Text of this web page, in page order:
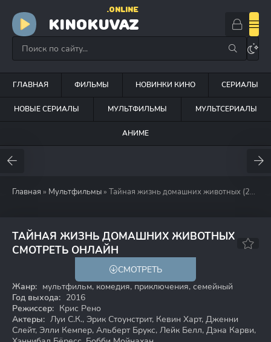
KINOKUVAZ
.ONLINE
ГЛАВНАЯ ФИЛЬМЫ НОВИНКИ КИНО СЕРИАЛЫ
НОВЫЕ СЕРИАЛЫ МУЛЬТФИЛЬМЫ МУЛЬТСЕРИАЛЫ
АНИМЕ
Главная » Мультфильмы » Тайная жизнь домашних животных (2016)
ТАЙНАЯ ЖИЗНЬ ДОМАШНИХ ЖИВОТНЫХ
СМОТРЕТЬ ОНЛАЙН
6.8
СМОТРЕТЬ
Жанр: мультфильм, комедия, приключения, семейный
Год выхода: 2016
Режиссер: Крис Рено
Актеры: Луи С.К., Эрик Стоунстрит, Кевин Харт, Дженни
Слейт, Элли Кемпер, Альберт Брукс, Лейк Белл, Дэна Карви,